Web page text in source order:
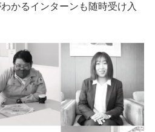
かるインターンも随時受け入